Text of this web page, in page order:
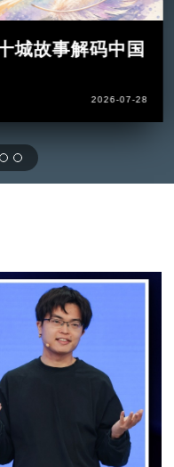
城故事解码中国
2026-07-28